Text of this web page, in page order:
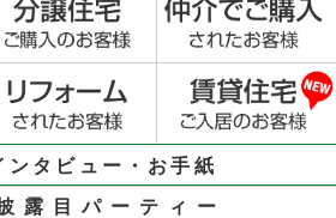
ンタビュー・お手紙
露目パーティー